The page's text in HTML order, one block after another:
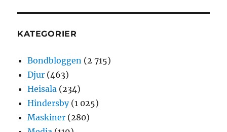
KATEGORIER
Bondbloggen (2 715)
Djur (463)
Heisala (234)
Hindersby(1 025)
Maskiner (280)